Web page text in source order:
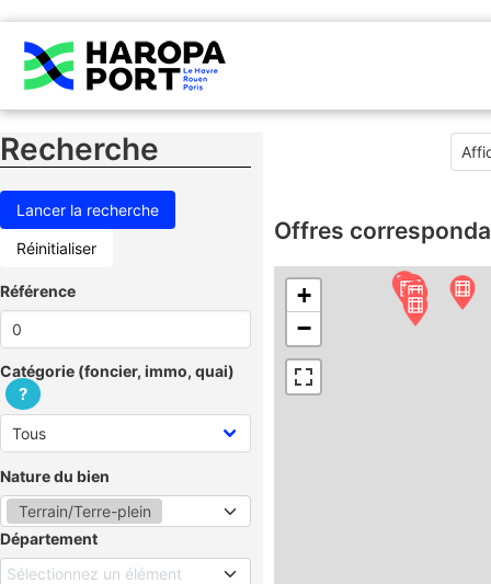
Recherche
Réinitialiser
Référence
Catégorie (foncier, immo, quai)
?
Nature du bien
Terrain/Terre-plein
Département
Sélectionnez un élément
Offres
+
−